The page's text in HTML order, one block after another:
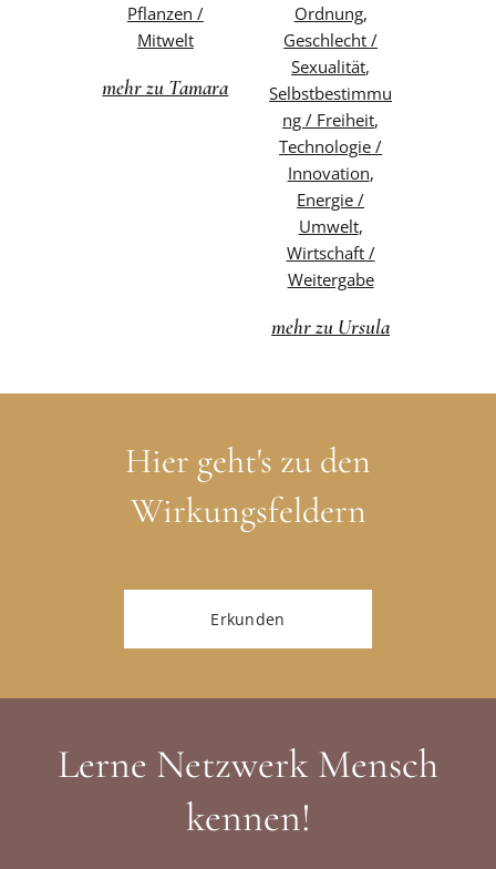
Pflanzen /
Mitwelt
mehr zu Tamara
Ordnung,
Geschlecht /
Sexualität,
Selbstbestimmu
ng / Freiheit,
Technologie /
Innovation,
Energie /
Umwelt,
Wirtschaft /
Weitergabe
mehr zu Ursula
Hier geht's zu den
Wirkungsfeldern
Erkunden
Lerne Netzwerk Mensch
kennen!